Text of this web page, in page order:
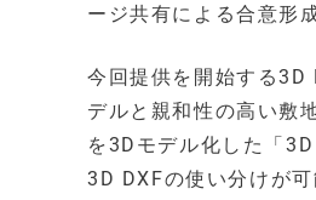
ージ共有による合意形
今回提供を開始する
デルと親和性の高い敷
を3Dモデル化した「
3D DXFの使い分けが